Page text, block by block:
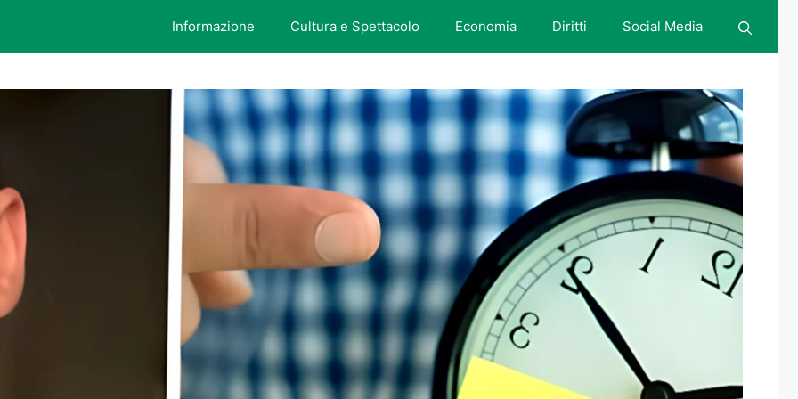
Informazione Cultura e Spettacolo Economia Diritti Social Media